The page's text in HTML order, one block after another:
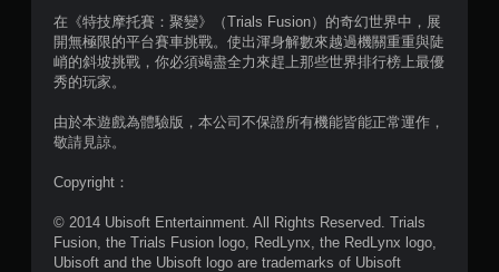
分
5
，
在《特技摩托賽：聚變》（Trials Fusion）的奇幻世界中，展
開無極限的平台賽車挑戰。使出渾身解數來越過機關重重與陡
峭的斜坡挑戰，你必須竭盡全力來趕上那些世界排行榜上最優
秀的玩家。
由於本遊戲為體驗版，本公司不保證所有機能皆能正常運作，
敬請見諒。
Copyright：
© 2014 Ubisoft Entertainment. All Rights Reserved. Trials
Fusion, the Trials Fusion logo, RedLynx, the RedLynx logo,
Ubisoft and the Ubisoft logo are trademarks of Ubisoft